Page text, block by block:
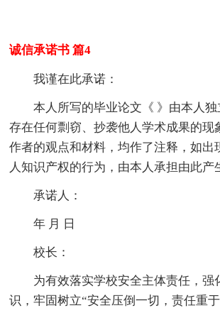
诚信承诺书 篇4
我谨在此承诺：
本人所写的毕业论文《 》由本人
存在任何剽窃、抄袭他人学术成果的现
作者的观点和材料，均作了注释，如出
人知识产权的行为，由本人承担由此产
承诺人：
年 月 日
校长：
为有效落实学校安全主体责任，强
识，牢固树立“安全压倒一切，责任重于